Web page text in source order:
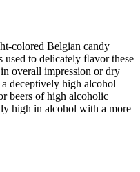
colored Belgian candy
used to delicately ﬂavor these
overall impression or dry
deceptively high alcohol
beers of high alcoholic
high in alcohol with a more